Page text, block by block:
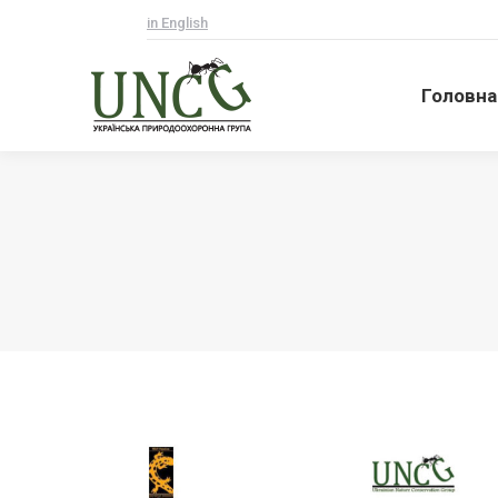
in English
Головна
Головна